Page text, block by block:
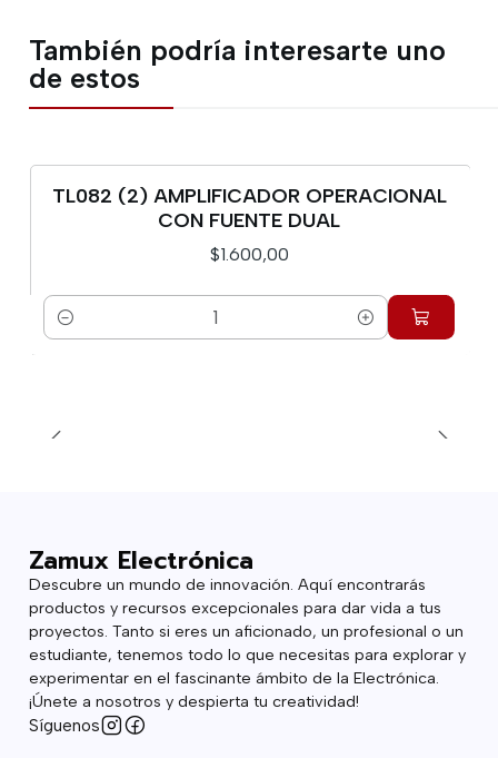
También podría interesarte uno
de estos
TL082 (2) AMPLIFICADOR OPERACIONAL
CON FUENTE DUAL
$1.600,00
Cantidad
Zamux Electrónica
Descubre un mundo de innovación. Aquí encontrarás
productos y recursos excepcionales para dar vida a tus
proyectos. Tanto si eres un aficionado, un profesional o un
estudiante, tenemos todo lo que necesitas para explorar y
experimentar en el fascinante ámbito de la Electrónica.
¡Únete a nosotros y despierta tu creatividad!
Síguenos